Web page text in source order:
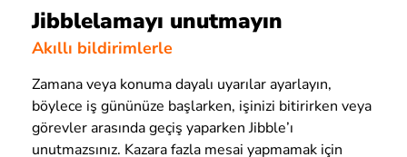
Jibblelamayı unutmayın
Akıllı bildirimlerle
Zamana veya konuma dayalı uyarılar ayarlayın,
böylece iş gününüze başlarken, işinizi bitirirken veya
görevler arasında geçiş yaparken Jibble’ı
unutmazsınız. Kazara fazla mesai yapmamak için